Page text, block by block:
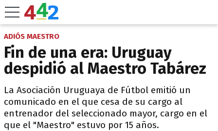
ADIÓS MAESTRO
Fin de una era: Uruguay
despidió al Maestro Tabárez
La Asociación Uruguaya de Fútbol emitió un
comunicado en el que cesa de su cargo al
entrenador del seleccionado mayor, cargo en el
que el "Maestro" estuvo por 15 años.